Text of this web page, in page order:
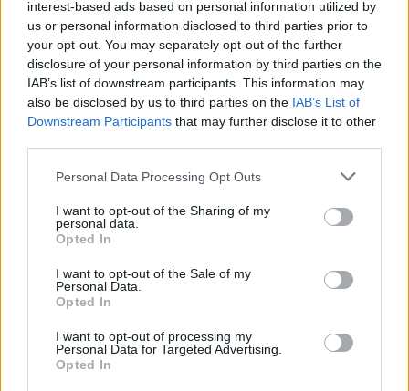
interest-based ads based on personal information utilized by
us or personal information disclosed to third parties prior to
your opt-out. You may separately opt-out of the further
disclosure of your personal information by third parties on the
IAB’s list of downstream participants. This information may
also be disclosed by us to third parties on the IAB’s List of
Downstream Participants that may further disclose it to other
Personal Data Processing Opt Outs
I want to opt-out of the Sharing of my
personal data.
Opted In
I want to opt-out of the Sale of my
Personal Data.
Opted In
I want to opt-out of processing my
Personal Data for Targeted Advertising.
Opted In
Hogyan védekezzünk a hangyák
ellen természetes módon?
Börzsey Barbara 5 perc
Nyersanyag, amit millió tonna szám
pazarolunk el, holott több fronton
is segíteni az élelmiszertermelést
Greendex 4 perc